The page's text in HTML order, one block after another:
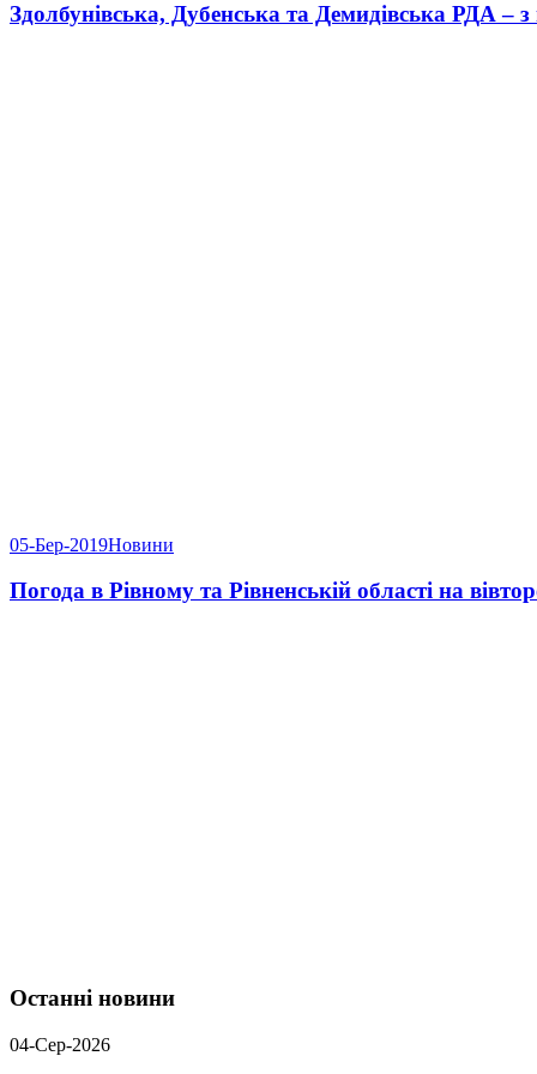
Здолбунівська, Дубенська та Демидівська РДА –
05-Бер-2019Новини
Погода в Рівному та Рівненській області на
Останні новини
04-Сер-2026